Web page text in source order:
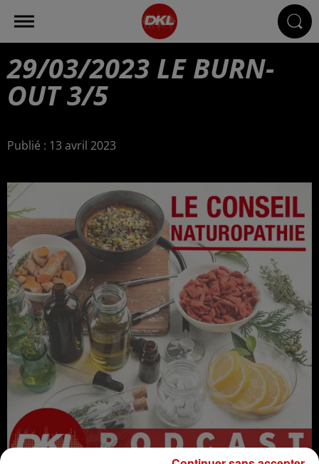
29/03/2023 LE BURN-
OUT 3/5
Publié : 13 avril 2023